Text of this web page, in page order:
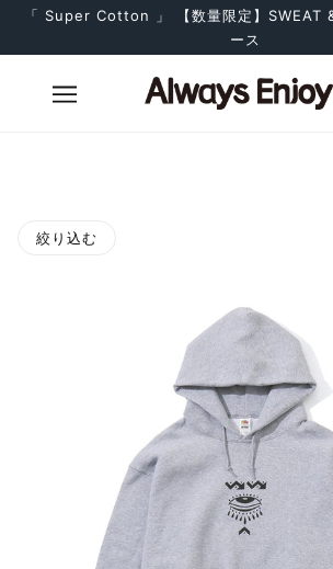
「 Super Cotton 」 【数量限定】SWEAT
ース
絞り込む